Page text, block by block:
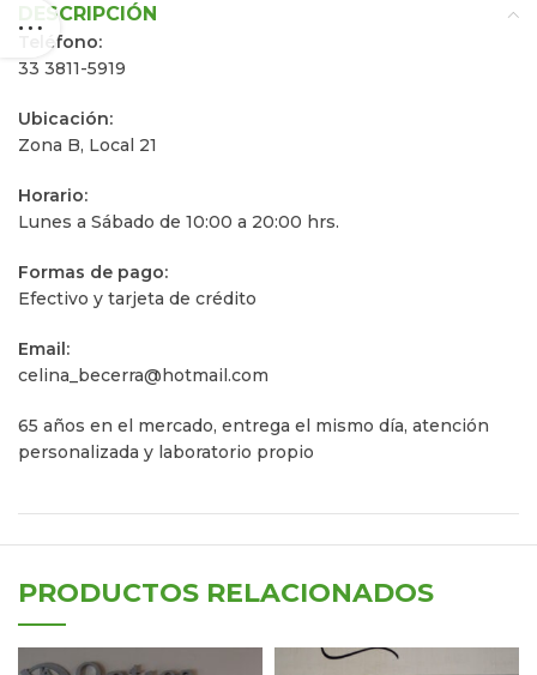
DESCRIPCIÓN
Teléfono:
33 3811-5919
Ubicación:
Zona B, Local 21
Horario:
Lunes a Sábado de 10:00 a 20:00 hrs.
Formas de pago:
Efectivo y tarjeta de crédito
Email:
celina_becerra@hotmail.com
65 años en el mercado, entrega el mismo dí­a, atención
personalizada y laboratorio propio
PRODUCTOS RELACIONADOS